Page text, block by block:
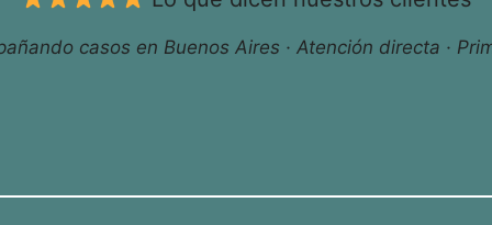
casos en Buenos Aires · Atención directa ·